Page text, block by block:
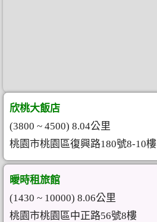
欣桃大飯店
(3800 ~ 4500) 8.04公里
桃園市桃園區復興路180號8-10樓
曖時租旅館
(1430 ~ 10000) 8.06公里
桃園市桃園區中正路56號8樓